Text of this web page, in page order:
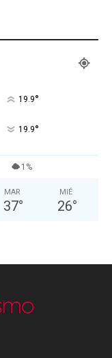
19.9°
19.9°
1%
MAR
37°
MIÉ
26°